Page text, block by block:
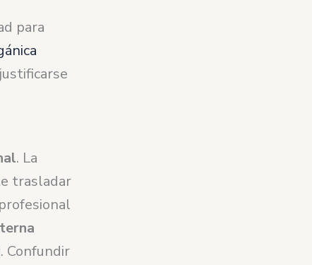
para
. La
trasladar
. Confundir